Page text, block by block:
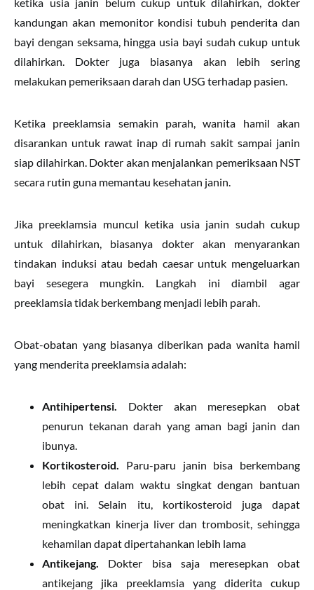
kandungan akan memonitor kondisi tubuh penderita dan
bayi dengan seksama, hingga usia bayi sudah cukup untuk
dilahirkan. Dokter juga biasanya akan lebih sering
melakukan pemeriksaan darah dan USG terhadap pasien.
Ketika preeklamsia semakin parah, wanita hamil akan
disarankan untuk rawat inap di rumah sakit sampai janin
siap dilahirkan. Dokter akan menjalankan pemeriksaan NST
secara rutin guna memantau kesehatan janin.
Jika preeklamsia muncul ketika usia janin sudah cukup
untuk dilahirkan, biasanya dokter akan menyarankan
tindakan induksi atau bedah caesar untuk mengeluarkan
bayi sesegera mungkin. Langkah ini diambil agar
preeklamsia tidak berkembang menjadi lebih parah.
Obat-obatan yang biasanya diberikan pada wanita hamil
yang menderita preeklamsia adalah:
Antihipertensi. Dokter akan meresepkan obat
penurun tekanan darah yang aman bagi janin dan
ibunya.
Kortikosteroid. Paru-paru janin bisa berkembang
lebih cepat dalam waktu singkat dengan bantuan
obat ini. Selain itu, kortikosteroid juga dapat
meningkatkan kinerja liver dan trombosit, sehingga
kehamilan dapat dipertahankan lebih lama
Antikejang. Dokter bisa saja meresepkan obat
antikejang jika preeklamsia yang diderita cukup